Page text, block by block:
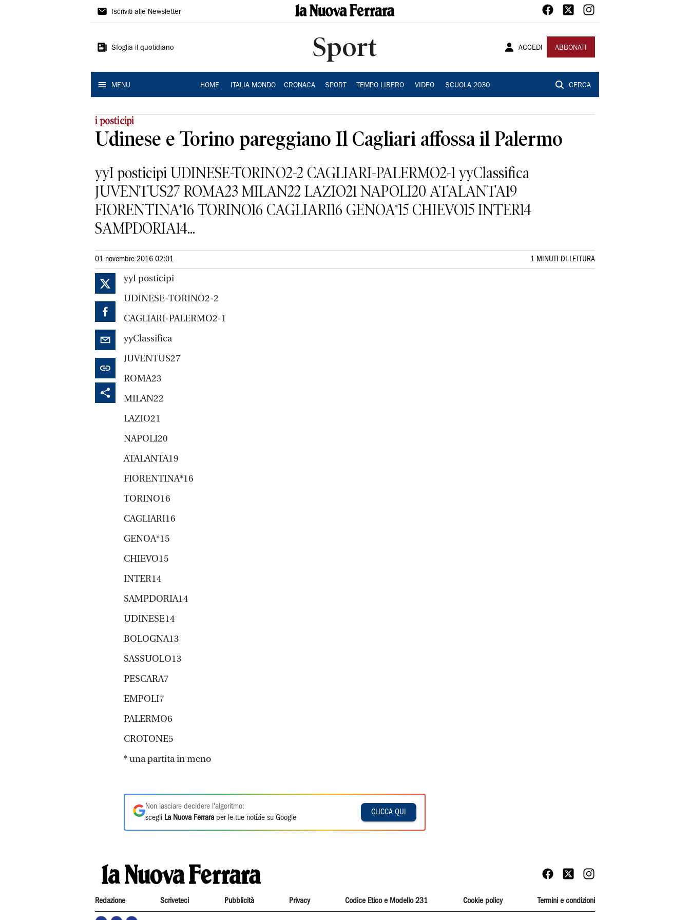
La
Ferrara
Iscriviti alle Newsletter
Sfoglia il quotidiano Sport ACCEDI ABBONATI
MENU HOME ITALIA MONDO CRONACA SPORT TEMPO LIBERO VIDEO SCUOLA 2030 CERCA
i posticipi
Udinese e Torino pareggiano Il Cagliari affossa il Palermo
yyI posticipi UDINESE-TORINO2-2 CAGLIARI-PALERMO2-1 yyClassifica
JUVENTUS27 ROMA23 MILAN22 LAZIO21 NAPOLI20 ATALANTA19
FIORENTINA*16 TORINO16 CAGLIARI16 GENOA*15 CHIEVO15 INTER14
SAMPDORIA14...
01 novembre 2016 02:01 1 MINUTI DI LETTURA
yyI posticipi
UDINESE-TORINO2-2
CAGLIARI-PALERMO2-1
yyClassifica
JUVENTUS27
ROMA23
MILAN22
LAZIO21
NAPOLI20
ATALANTA19
FIORENTINA*16
TORINO16
CAGLIARI16
GENOA*15
CHIEVO15
INTER14
SAMPDORIA14
UDINESE14
BOLOGNA13
SASSUOLO13
PESCARA7
EMPOLI7
PALERMO6
CROTONE5
* una partita in meno
Non lasciare decidere l'algoritmo:
scegli La Nuova Ferrara per le tue notizie su Google
CLICCA QUI
Redazione Scriveteci Pubblicità Privacy Codice Etico e Modello 231 Cookie policy Termini e condizioni